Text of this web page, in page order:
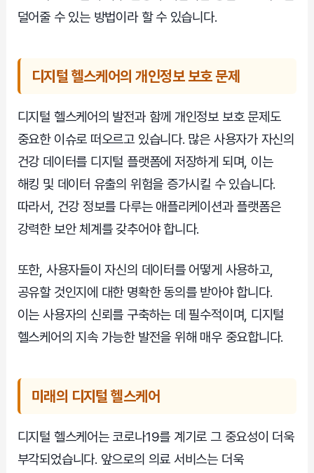
덜어줄 수 있는 방법이라 할 수 있습니다.
디지털 헬스케어의 개인정보 보호 문제
디지털 헬스케어의 발전과 함께 개인정보 보호 문제도
중요한 이슈로 떠오르고 있습니다. 많은 사용자가 자신의
건강 데이터를 디지털 플랫폼에 저장하게 되며, 이는
해킹 및 데이터 유출의 위험을 증가시킬 수 있습니다.
따라서, 건강 정보를 다루는 애플리케이션과 플랫폼은
강력한 보안 체계를 갖추어야 합니다.
또한, 사용자들이 자신의 데이터를 어떻게 사용하고,
공유할 것인지에 대한 명확한 동의를 받아야 합니다.
이는 사용자의 신뢰를 구축하는 데 필수적이며, 디지털
헬스케어의 지속 가능한 발전을 위해 매우 중요합니다.
미래의 디지털 헬스케어
디지털 헬스케어는 코로나19를 계기로 그 중요성이 더욱
부각되었습니다. 앞으로의 의료 서비스는 더욱